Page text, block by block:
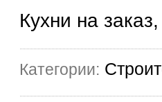
Кухни на
Категории: